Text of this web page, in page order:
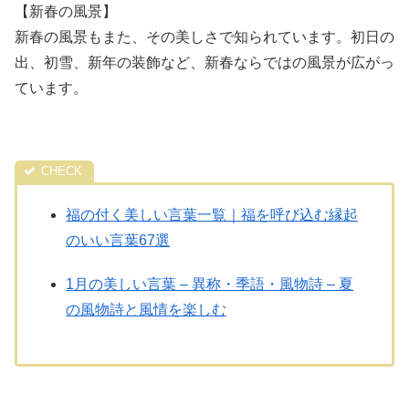
【新春の風景】
新春の風景もまた、その美しさで知られています。初日の
出、初雪、新年の装飾など、新春ならではの風景が広がっ
ています。
福の付く美しい言葉一覧｜福を呼び込む縁起
のいい言葉67選
1月の美しい言葉 – 異称・季語・風物詩 – 夏
の風物詩と風情を楽しむ